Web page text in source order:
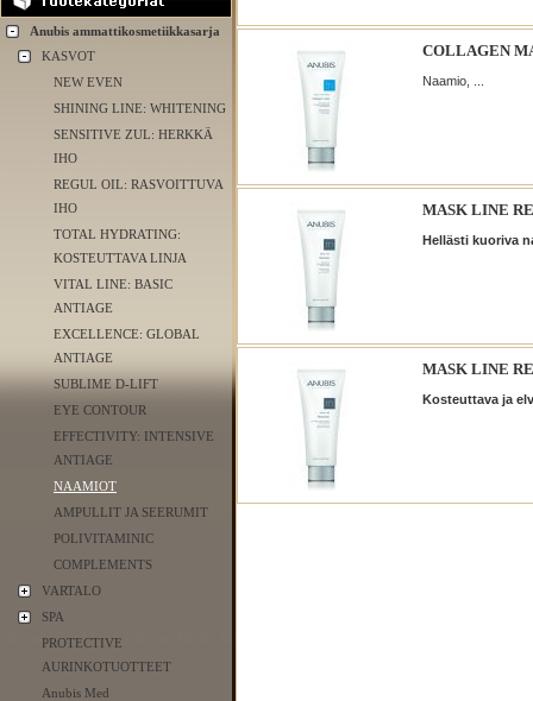
Anubis ammattikosmetiikkasarja
KASVOT
NEW EVEN
SHINING LINE: WHITENING
SENSITIVE ZUL: HERKKÄ
IHO
REGUL OIL: RASVOITTUVA
IHO
TOTAL HYDRATING:
KOSTEUTTAVA LINJA
VITAL LINE: BASIC
ANTIAGE
EXCELLENCE: GLOBAL
ANTIAGE
SUBLIME D-LIFT
EYE CONTOUR
EFFECTIVITY: INTENSIVE
ANTIAGE
NAAMIOT
AMPULLIT JA SEERUMIT
POLIVITAMINIC
COMPLEMENTS
VARTALO
SPA
PROTECTIVE
AURINKOTUOTTEET
Anubis Med
COLLAGEN
Naamio, ...
MASK LINE
Hellästi kuoriva
MASK LINE
Kosteuttava ja